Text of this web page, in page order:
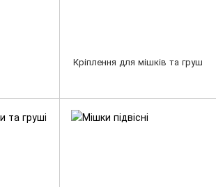
Кріплення для мішків та груш